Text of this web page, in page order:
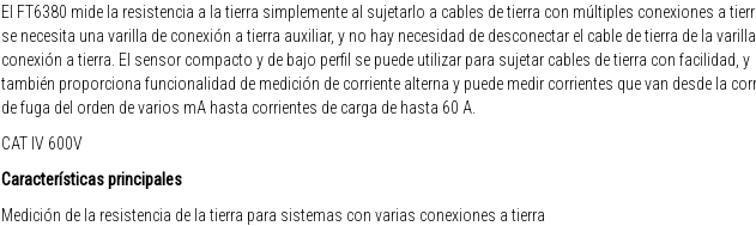
El FT6380 mide la resistencia a la tierra simplemente al sujetarlo a cables de tierra con múltiples conexiones a
se necesita una varilla de conexión a tierra auxiliar, y no hay necesidad de desconectar el cable de tierra de la
conexión a tierra. El sensor compacto y de bajo perfil se puede utilizar para sujetar cables de tierra con facilidad, y
también proporciona funcionalidad de medición de corriente alterna y puede medir corrientes que van desde la
de fuga del orden de varios mA hasta corrientes de carga de hasta 60 A.
CAT IV 600V
Características principales
Medición de la resistencia de la tierra para sistemas con varias conexiones a tierra